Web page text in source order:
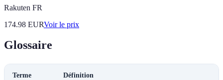
Rakuten FR
174.98 EURVoir le prix
Glossaire
Terme Définition